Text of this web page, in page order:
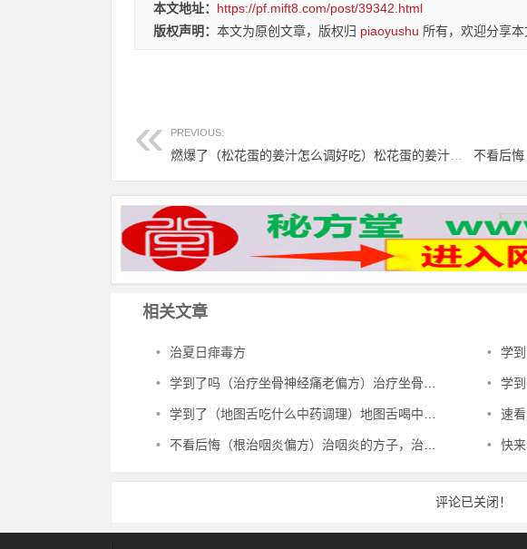
本文地址： https://pf.mift8.com/post/39342.html
版权声明： 本文为原创文章，版权归 piaoyushu 所有，欢迎分享本
PREVIOUS:
燃爆了（松花蛋的姜汁怎么调好吃）松花蛋的姜汁怎么做，松花蛋夹姜片、胃溃疡不再犯！，
相关文章
• 治夏日痱毒方 • 学到了
• 学到了吗（治疗坐骨神经痛老偏方）治疗坐骨神经痛民间偏方，治坐骨神经痛验方， • 学到了
• 学到了（地图舌吃什么中药调理）地图舌喝中药能治好吗，治地图舌偏方， • 速看（
• 不看后悔（根治咽炎偏方）治咽炎的方子，治咽炎秘方， • 快来
评论已关闭！